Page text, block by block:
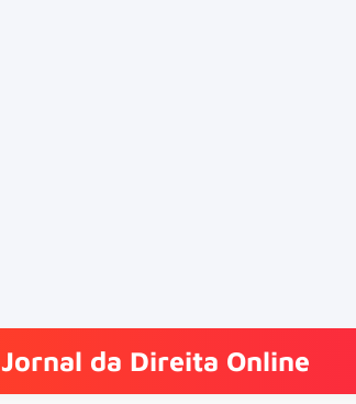
Jornal da Direita Online